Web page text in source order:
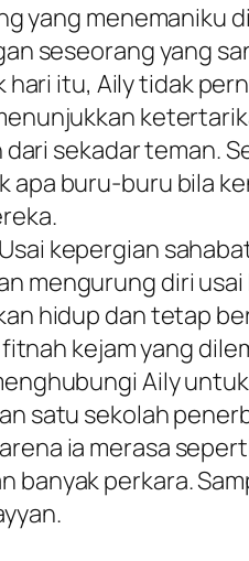
yang menemaniku
seseorang yang
itu, Aily tidak
sekadar teman.
buru-buru bila
kepergian
mengurung diri
hidup dan tetap
kejam yang
Aily
satu sekolah
ia merasa
perkara.